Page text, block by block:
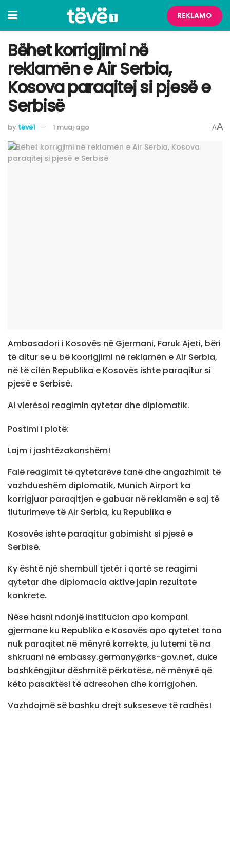
REKLAMO
Bëhet korrigjimi në
reklamën e Air Serbia,
Kosova paraqitej si pjesë e
Serbisë
by tëvë1 1 muaj ago AA
Ambasadori i Kosovës në Gjermani, Faruk Ajeti, bëri
të ditur se u bë koorigjimi në reklamën e Air Serbia,
në të cilën Republika e Kosovës ishte paraqitur si
pjesë e Serbisë.
Ai vlerësoi reagimin qytetar dhe diplomatik.
Postimi i plotë:
Lajm i jashtëzakonshëm!
Falë reagimit të qytetarëve tanë dhe angazhimit të
vazhdueshëm diplomatik, Munich Airport ka
korrigjuar paraqitjen e gabuar në reklamën e saj të
fluturimeve të Air Serbia, ku Republika e
Kosovës ishte paraqitur gabimisht si pjesë e
Serbisë.
Ky është një shembull tjetër i qartë se reagimi
qytetar dhe diplomacia aktive japin rezultate
konkrete.
Nëse hasni ndonjë institucion apo kompani
gjermane ku Republika e Kosovës apo qytetet tona
nuk paraqitet në mënyrë korrekte, ju lutemi të na
shkruani në embassy.germany@rks-gov.net, duke
bashkëngjitur dëshmitë përkatëse, në mënyrë që
këto pasaktësi të adresohen dhe korrigjohen.
Vazhdojmë së bashku drejt sukseseve të radhës!